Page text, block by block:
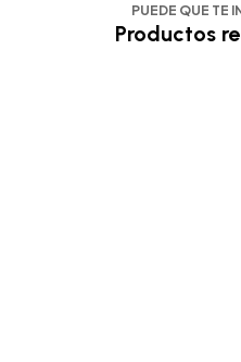
PUEDE QUE TE
Productos